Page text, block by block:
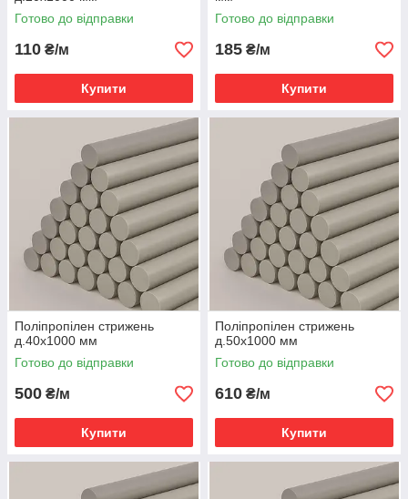
Готово до відправки
110 ₴/м
Купити
Готово до відправки
185 ₴/м
Купити
Поліпропілен стрижень
д.40х1000 мм
Готово до відправки
500 ₴/м
Купити
Поліпропілен стрижень
д.50х1000 мм
Готово до відправки
610 ₴/м
Купити